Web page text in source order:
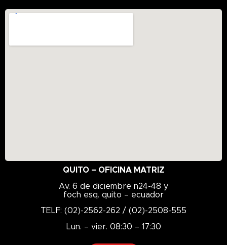
QUITO – OFICINA MATRIZ
Av. 6 de diciembre n24-48 y
foch esq. quito – ecuador
TELF: (02)-2562-262 / (02)-2508-555
Lun. – vier. 08:30 – 17:30